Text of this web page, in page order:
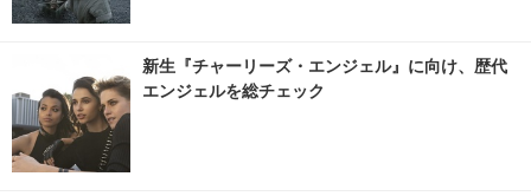
新生『チャーリーズ・エンジェル』に向け、歴代
エンジェルを総チェック